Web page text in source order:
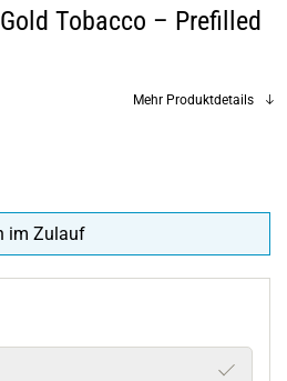
Tobacco – Prefilled
Mehr Produktdetails
im Zulauf